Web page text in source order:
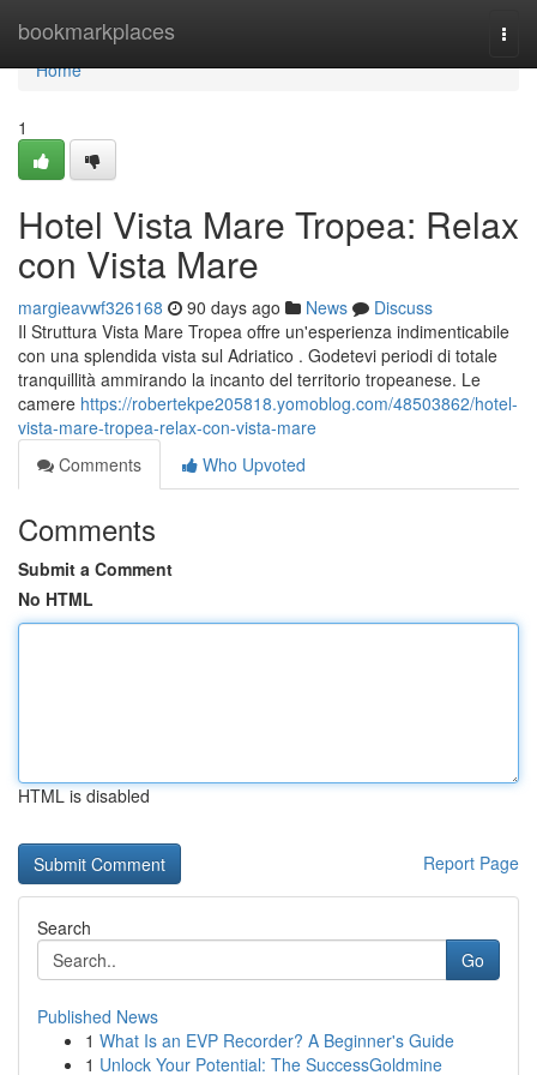
bookmarkplaces
Home
Home
1
Hotel Vista Mare Tropea: Relax
con Vista Mare
margieavwf326168 90 days ago News
Discuss
Il Struttura Vista Mare Tropea offre un'esperienza indimenticabile
con una splendida vista sul Adriatico . Godetevi periodi di totale
tranquillità ammirando la incanto del territorio tropeanese. Le
camere https://robertekpe205818.yomoblog.com/48503862/hotel-
vista-mare-tropea-relax-con-vista-mare
Comments
Who Upvoted
Comments
Submit a Comment
No HTML
HTML is disabled
Report Page
Search
Go
Published News
1 What Is an EVP Recorder? A Beginner's Guide
1 Unlock Your Potential: The SuccessGoldmine